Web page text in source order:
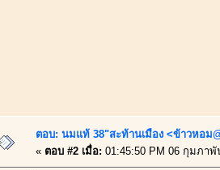
ตอบ: นมแท้ 38"สะท้านเมือง <ข้าวหอม
« ตอบ #2 เมื่อ: 01:45:50 PM 06 กุมภาพั